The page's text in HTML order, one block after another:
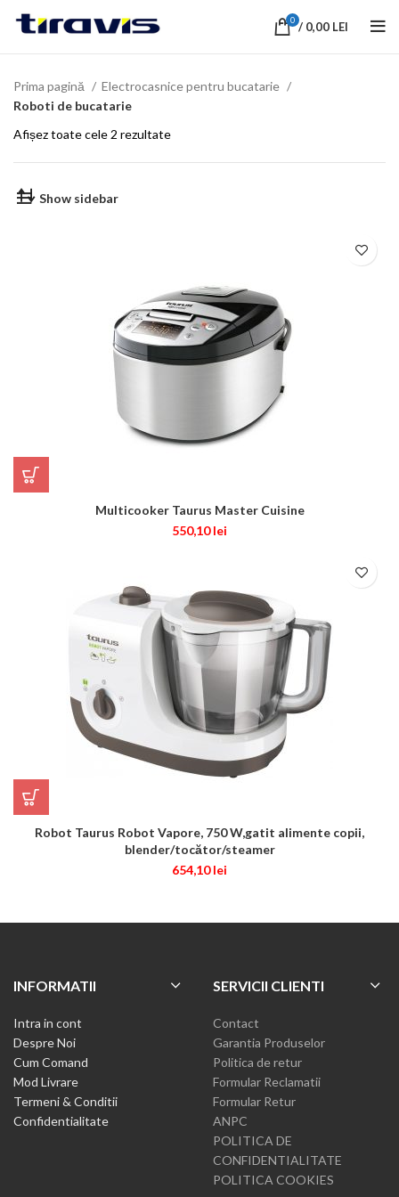
0 / 0,00 LEI
Prima pagină
Electrocasnice pentru bucatarie
Roboti de bucatarie
Afișez toate cele 2 rezultate
Show sidebar
Multicooker Taurus Master Cuisine
550,10lei
Robot Taurus Robot Vapore, 750 W,gatit alimente copii,
blender/tocător/steamer
654,10lei
INFORMATII
Intra in cont
Despre Noi
Cum Comand
Mod Livrare
Termeni & Conditii
Confidentialitate
SERVICII CLIENTI
Contact
Garantia Produselor
Politica de retur
Formular Reclamatii
Formular Retur
ANPC
POLITICA DE
CONFIDENTIALITATE
POLITICA COOKIES